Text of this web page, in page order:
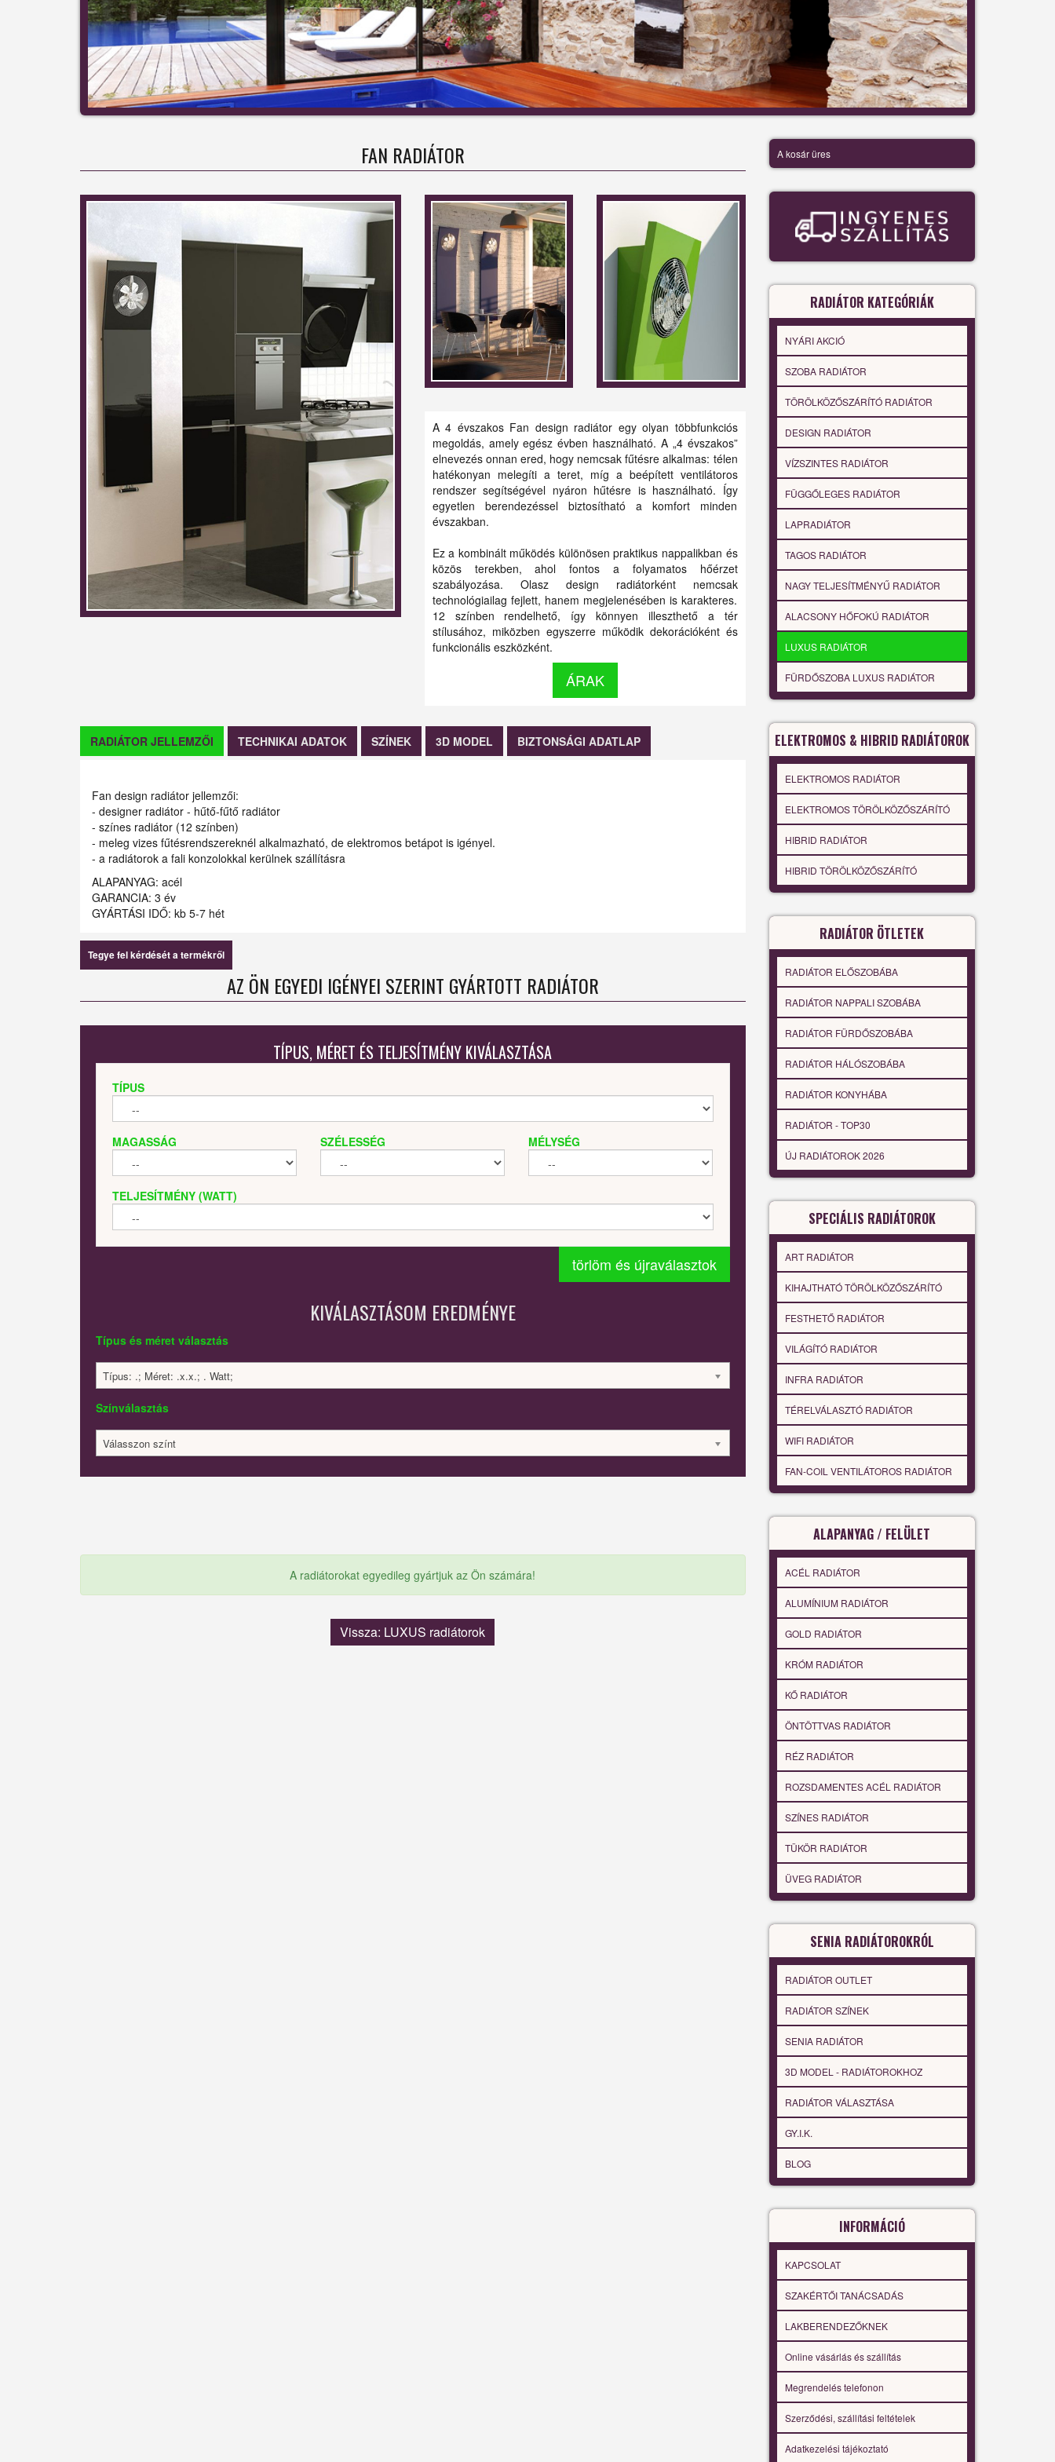
FAN RADIÁTOR
A 4 évszakos Fan design radiátor egy olyan többfunkciós
megoldás, amely egész évben használható. A „4 évszakos”
elnevezés onnan ered, hogy nemcsak fűtésre alkalmas: télen
hatékonyan melegíti a teret, míg a beépített ventilátoros
rendszer segítségével nyáron hűtésre is használható. Így
egyetlen berendezéssel biztosítható a komfort minden
évszakban.
Ez a kombinált működés különösen praktikus nappalikban és
közös terekben, ahol fontos a folyamatos hőérzet
szabályozása. Olasz design radiátorként nemcsak
technológiailag fejlett, hanem megjelenésében is karakteres.
12 színben rendelhető, így könnyen illeszthető a tér
stílusához, miközben egyszerre működik dekorációként és
funkcionális eszközként.
ÁRAK
RADIÁTOR JELLEMZŐI TECHNIKAI ADATOK SZÍNEK 3D MODEL BIZTONSÁGI ADATLAP
Fan design radiátor jellemzői:
- designer radiátor - hűtő-fűtő radiátor
- színes radiátor (12 színben)
- meleg vizes fűtésrendszereknél alkalmazható, de elektromos betápot is igényel.
- a radiátorok a fali konzolokkal kerülnek szállításra
ALAPANYAG: acél
GARANCIA: 3 év
GYÁRTÁSI IDŐ: kb 5-7 hét
Tegye fel kérdését a termékről
AZ ÖN EGYEDI IGÉNYEI SZERINT GYÁRTOTT RADIÁTOR
TÍPUS, MÉRET ÉS TELJESÍTMÉNY KIVÁLASZTÁSA
TÍPUS
MAGASSÁG SZÉLESSÉG MÉLYSÉG
TELJESÍTMÉNY (WATT)
törlöm és újraválasztok
KIVÁLASZTÁSOM EREDMÉNYE
Típus és méret választás
Típus: .; Méret: .x.x.; . Watt;
Színválasztás
Válasszon színt
A radiátorokat egyedileg gyártjuk az Ön számára!
Vissza: LUXUS radiátorok
A kosár üres
RADIÁTOR KATEGÓRIÁK
NYÁRI AKCIÓ
SZOBA RADIÁTOR
TÖRÖLKÖZŐSZÁRÍTÓ RADIÁTOR
DESIGN RADIÁTOR
VÍZSZINTES RADIÁTOR
FÜGGŐLEGES RADIÁTOR
LAPRADIÁTOR
TAGOS RADIÁTOR
NAGY TELJESÍTMÉNYŰ RADIÁTOR
ALACSONY HŐFOKÚ RADIÁTOR
LUXUS RADIÁTOR
FÜRDŐSZOBA LUXUS RADIÁTOR
ELEKTROMOS & HIBRID RADIÁTOROK
ELEKTROMOS RADIÁTOR
ELEKTROMOS TÖRÖLKÖZŐSZÁRÍTÓ
HIBRID RADIÁTOR
HIBRID TÖRÖLKÖZŐSZÁRÍTÓ
RADIÁTOR ÖTLETEK
RADIÁTOR ELŐSZOBÁBA
RADIÁTOR NAPPALI SZOBÁBA
RADIÁTOR FÜRDŐSZOBÁBA
RADIÁTOR HÁLÓSZOBÁBA
RADIÁTOR KONYHÁBA
RADIÁTOR - TOP30
ÚJ RADIÁTOROK 2026
SPECIÁLIS RADIÁTOROK
ART RADIÁTOR
KIHAJTHATÓ TÖRÖLKÖZŐSZÁRÍTÓ
FESTHETŐ RADIÁTOR
VILÁGÍTÓ RADIÁTOR
INFRA RADIÁTOR
TÉRELVÁLASZTÓ RADIÁTOR
WIFI RADIÁTOR
FAN-COIL VENTILÁTOROS RADIÁTOR
ALAPANYAG / FELÜLET
ACÉL RADIÁTOR
ALUMÍNIUM RADIÁTOR
GOLD RADIÁTOR
KRÓM RADIÁTOR
KŐ RADIÁTOR
ÖNTÖTTVAS RADIÁTOR
RÉZ RADIÁTOR
ROZSDAMENTES ACÉL RADIÁTOR
SZÍNES RADIÁTOR
TÜKÖR RADIÁTOR
ÜVEG RADIÁTOR
SENIA RADIÁTOROKRÓL
RADIÁTOR OUTLET
RADIÁTOR SZÍNEK
SENIA RADIÁTOR
3D MODEL - RADIÁTOROKHOZ
RADIÁTOR VÁLASZTÁSA
GY.I.K.
BLOG
INFORMÁCIÓ
KAPCSOLAT
SZAKÉRTŐI TANÁCSADÁS
LAKBERENDEZŐKNEK
Online vásárlás és szállítás
Megrendelés telefonon
Szerződési, szállítási feltételek
Adatkezelési tájékoztató